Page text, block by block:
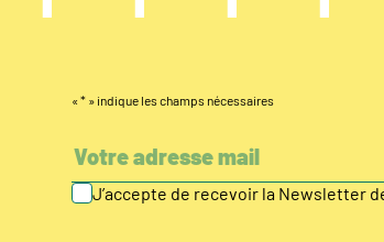
« * » indique les champs nécessaires
J’accepte de recevoir la Newsletter